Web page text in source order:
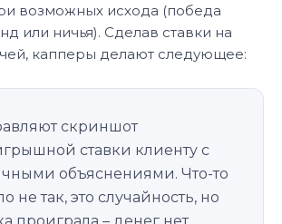
возможных исхода (победа
или ничья). Сделав ставки на
капперы делают следующее:
скриншот
ставки клиенту с
объяснениями. Что-то
не так, это случайность, но